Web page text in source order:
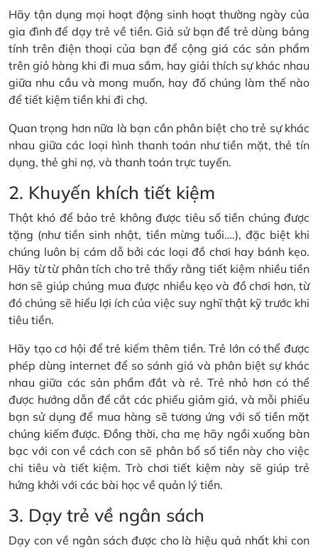
Hãy tận dụng mọi hoạt động sinh hoạt thường ngày của
gia đình để dạy trẻ về tiền. Giả sử bạn để trẻ dùng bảng
tính trên điện thoại của bạn để cộng giá các sản phẩm
trên giỏ hàng khi đi mua sắm, hay giải thích sự khác nhau
giữa nhu cầu và mong muốn, hay đố chúng làm thế nào
để tiết kiệm tiền khi đi chợ.
Quan trọng hơn nữa là bạn cần phân biệt cho trẻ sự khác
nhau giữa các loại hình thanh toán như tiền mặt, thẻ tín
dụng, thẻ ghi nợ, và thanh toán trực tuyến.
2. Khuyến khích tiết kiệm
Thật khó để bảo trẻ không được tiêu số tiền chúng được
tặng (như tiền sinh nhật, tiền mừng tuổi….), đặc biệt khi
chúng luôn bị cám dỗ bởi các loại đồ chơi hay bánh kẹo.
Hãy từ từ phân tích cho trẻ thấy rằng tiết kiệm nhiều tiền
hơn sẽ giúp chúng mua được nhiều kẹo và đồ chơi hơn, từ
đó chúng sẽ hiểu lợi ích của việc suy nghĩ thật kỹ trước khi
tiêu tiền.
Hãy tạo cơ hội để trẻ kiếm thêm tiền. Trẻ lớn có thể được
phép dùng internet để so sánh giá và phân biệt sự khác
nhau giữa các sản phẩm đắt và rẻ. Trẻ nhỏ hơn có thể
được hướng dẫn để cắt các phiếu giảm giá, và mỗi phiếu
bạn sử dụng để mua hàng sẽ tương ứng với số tiền mặt
chúng kiếm được. Đồng thời, cha mẹ hãy ngồi xuống bàn
bạc với con về cách con sẽ phân bổ số tiền này cho việc
chi tiêu và tiết kiệm. Trò chơi tiết kiệm này sẽ giúp trẻ
hứng khởi với các bài học về quản lý tiền.
3. Dạy trẻ về ngân sách
Dạy con về ngân sách được cho là hiệu quả nhất khi con